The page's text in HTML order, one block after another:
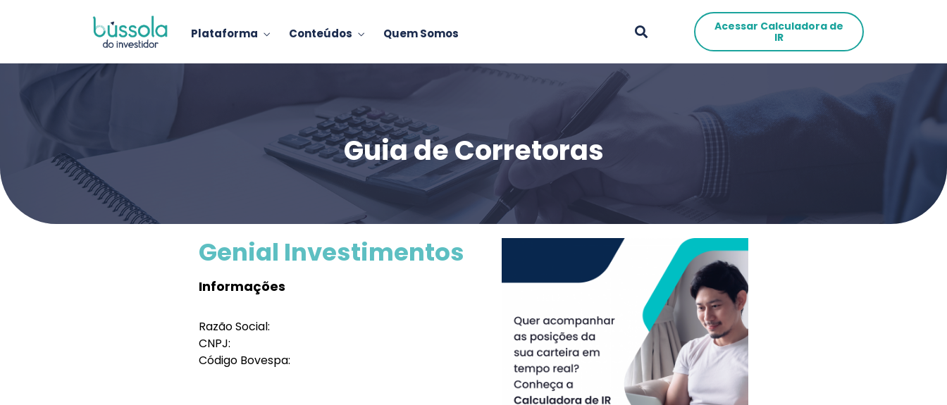
Plataforma Conteúdos Quem Somos
Acessar Calculadora de
IR
Guia de Corretoras
Genial Investimentos
Informações
Razão Social:
CNPJ:
Código Bovespa: